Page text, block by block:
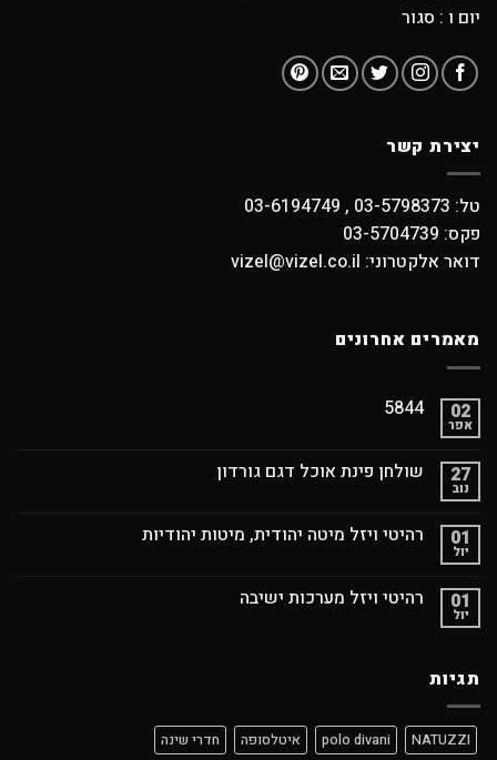
יום ו : סגור
יצירת קשר
טל: 03-5798373 , 03-6194749
פקס: 03-5704739
דואר אלקטרוני: vizel@vizel.co.il
מאמרים אחרונים
02
אפר
5844
27
נוב
שולחן פינת אוכל דגם גורדון
01
יול
רהיטי ויזל מיטה יהודית, מיטות יהודיות
01
יול
רהיטי ויזל מערכות ישיבה
תגיות
NATUZZI
polo divani איטלסופה חדרי שינה